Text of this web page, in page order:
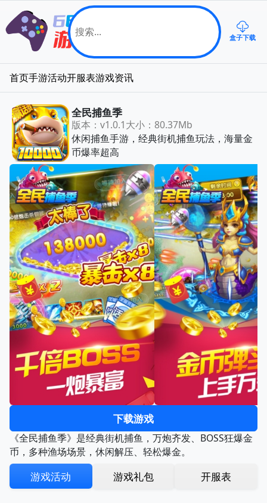
盒子下载
首页手游活动开服表游戏资讯
全民捕鱼季
版本：v1.0.1大小：80.37Mb
休闲捕鱼手游，经典街机捕鱼玩法，海量金
币爆率超高
下载游戏
《全民捕鱼季》是经典街机捕鱼，万炮齐发、BOSS狂爆金
币，多种渔场场景，休闲解压、轻松爆金。
游戏活动 游戏礼包 开服表